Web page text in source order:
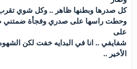
كل صدرها وبطنها ظاهر .. وكل شوي
وحطت راسها على صدري وفجأة ضمتني
على
شفايفي .. انا في البدايه خفت لكن
الأخير ..